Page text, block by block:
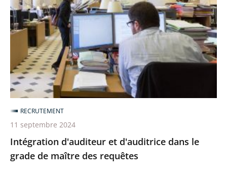
d'auditrice
dans
le
grade
de
maître
des
requêtes
Intégration d'auditeur et d'auditrice dans le
grade de maître des requêtes
RECRUTEMENT
11 septembre 2024